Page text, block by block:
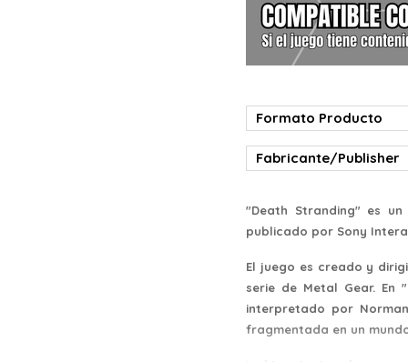
Formato Producto
Fabricante/Publisher
"Death Stranding" es
publicado por Sony
El juego es creado y
serie de Metal Gear. En
interpretado por
fragmentada en un